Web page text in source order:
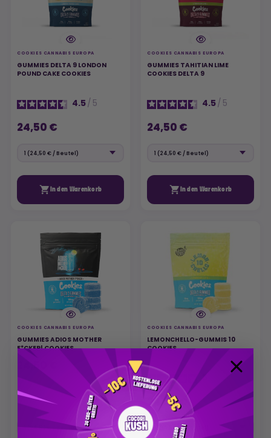
COOKIES CANNABIS EUROPA
GUMMIES DELTA 9 LONDON
POUND CAKE COOKIES
4.5/ 5
24,50 €
 In den Warenkorb
COOKIES CANNABIS EUROPA
GUMMIES TAHITIAN LIME
COOKIES DELTA 9
4.5/ 5
24,50 €
 In den Warenkorb
COOKIES CANNABIS EUROPA
GUMMIES ADIOS MOTHER
F*CKER! COOKIES
COOKIES CANNABIS EUROPA
LEMONCHELLO-GUMMIS 10
COOKIES
5
24,50 €